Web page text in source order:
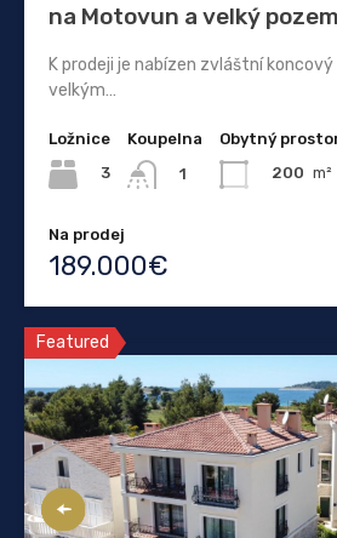
na Motovun a velký
K prodeji je nabízen zvláštní
velkým…
Ložnice
3
Koupelna
1
Obytný
200 m²
Na prodej
189.000€
Featured